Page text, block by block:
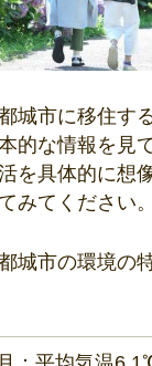
城市に移住す
的な情報を見
を具体的に想
みてください。
城市の環境の